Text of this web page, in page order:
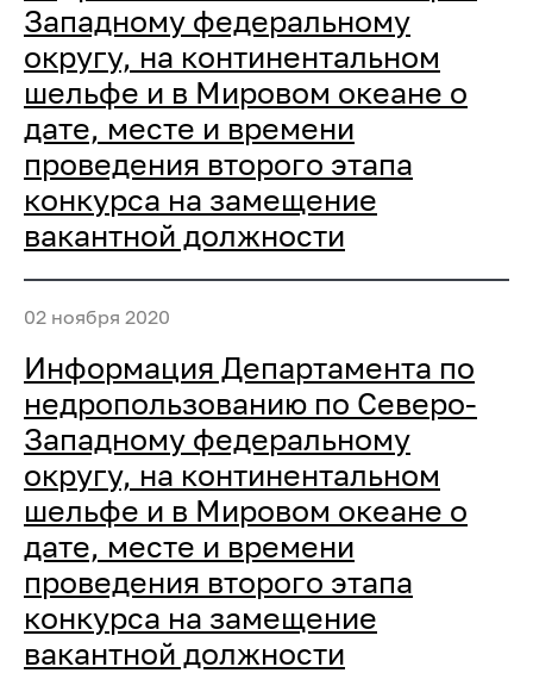
Западному федеральному
округу, на континентальном
шельфе и в Мировом океане о
дате, месте и времени
проведения второго этапа
конкурса на замещение
вакантной должности
02 ноября 2020
Информация Департамента по
недропользованию по Северо-
Западному федеральному
округу, на континентальном
шельфе и в Мировом океане о
дате, месте и времени
проведения второго этапа
конкурса на замещение
вакантной должности